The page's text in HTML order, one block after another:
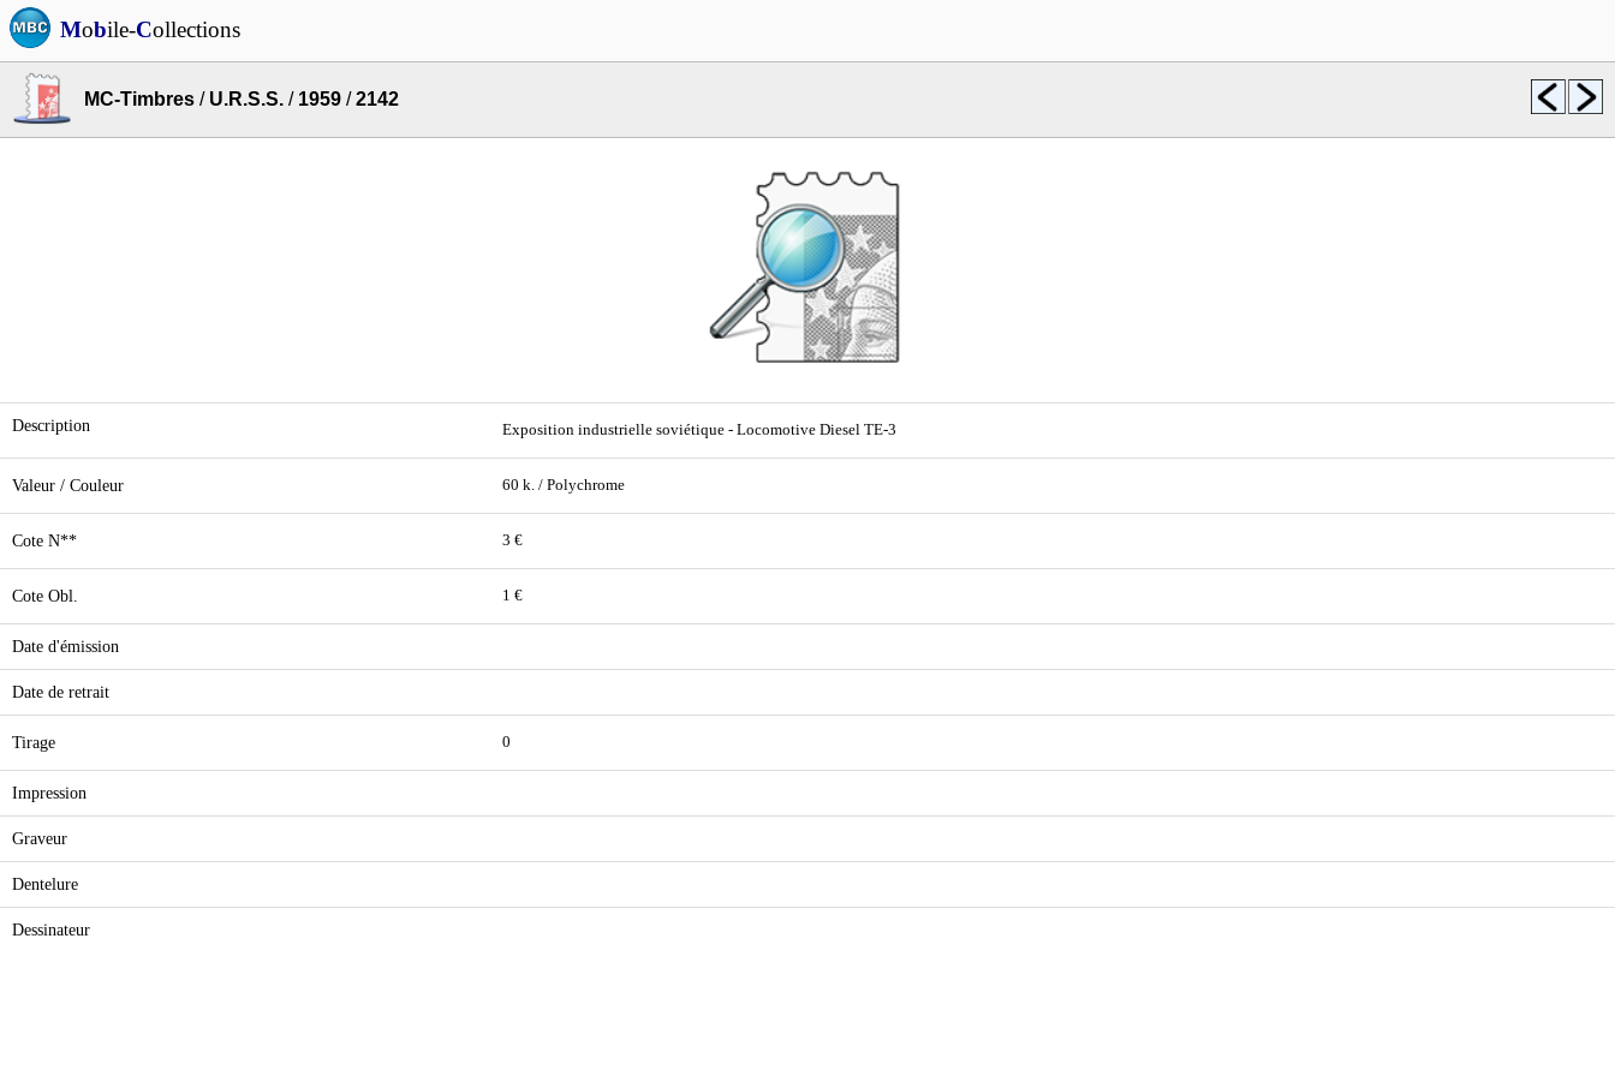
Mobile-Collections
MC-Timbres / U.R.S.S. / 1959 /2142
Description Exposition industrielle soviétique - Locomotive Diesel TE-3
Valeur / Couleur 60 k. / Polychrome
Cote N** 3 €
Cote Obl. 1 €
Date d'émission
Date de retrait
Tirage 0
Impression
Graveur
Dentelure
Dessinateur